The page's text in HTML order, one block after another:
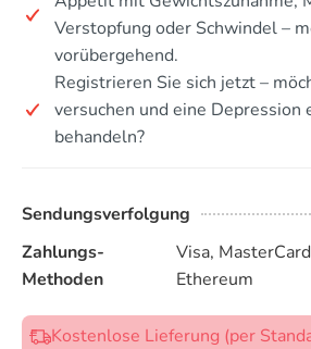
Verstopfung oder Schwindel –
vorübergehend.
Registrieren Sie sich jetzt –
versuchen und eine Depression
behandeln?
Sendungsverfolgung
Zahlungs-
Methoden
Visa,
Ethereum
Kostenlose Lieferung (per